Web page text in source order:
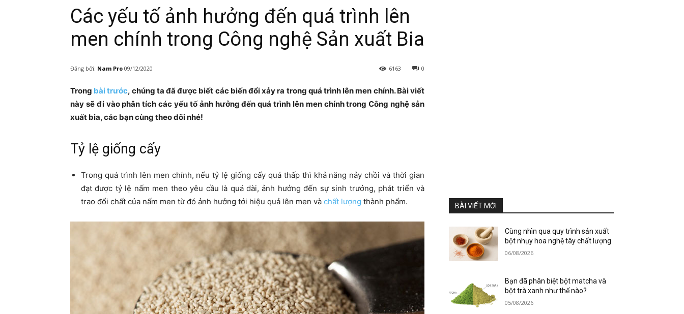
Các yếu tố ảnh hưởng đến quá trình lên
men chính trong Công nghệ Sản xuất Bia
Đăng bởi: Nam Pro 09/12/2020 0
6163
Trong bài trước, chúng ta đã được biết các biến đổi xảy ra trong quá trình lên men chính. Bài viết
này sẽ đi vào phân tích các yếu tố ảnh hưởng đến quá trình lên men chính trong Công nghệ sản
xuất bia, các bạn cùng theo dõi nhé!
Tỷ lệ giống cấy
Trong quá trình lên men chính, nếu tỷ lệ giống cấy quá thấp thì khả năng nảy chồi và thời gian
đạt được tỷ lệ nấm men theo yêu cầu là quá dài, ảnh hưởng đến sự sinh trưởng, phát triển và
trao đổi chất của nấm men từ đó ảnh hưởng tới hiệu quả lên men và chất lượng thành phẩm. BÀI VIẾT MỚI
Cùng nhìn qua quy trình sản xuất
bột nhụy hoa nghệ tây chất lượng
06/08/2026
Bạn đã phân biệt bột matcha và
bột trà xanh như thế nào?
05/08/2026